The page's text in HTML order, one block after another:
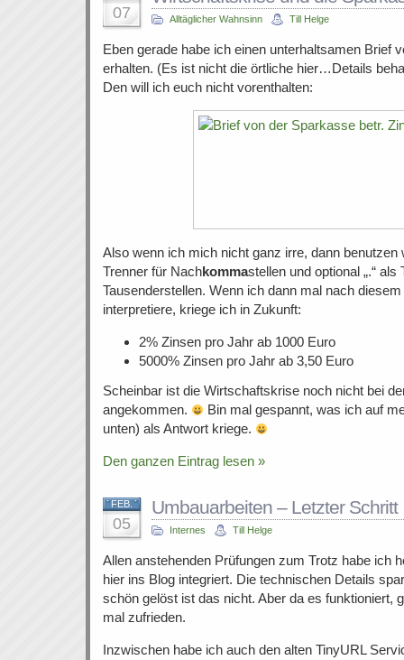
07 Alltäglicher Wahnsinn Till Helge
Eben gerade habe ich einen unterhaltsamen Brief
erhalten. (Es ist nicht die örtliche hier…Details
Den will ich euch nicht vorenthalten:
Also wenn ich mich nicht ganz irre, dann benutzen
Trenner für Nachkommastellen und optional „.“ als
Tausenderstellen. Wenn ich dann mal nach
interpretiere, kriege ich in Zukunft:
2% Zinsen pro Jahr ab 1000 Euro
5000% Zinsen pro Jahr ab 3,50 Euro
Scheinbar ist die Wirtschaftskrise noch nicht bei
angekommen.
Bin mal gespannt, was ich auf
unten) als Antwort kriege.
Den ganzen Eintrag lesen »
FEB.
05
Umbauarbeiten – Letzter Schritt
Internes Till Helge
Allen anstehenden Prüfungen zum Trotz habe ich
hier ins Blog integriert. Die technischen Details
schön gelöst ist das nicht. Aber da es funktioniert,
mal zufrieden.
Inzwischen habe ich auch den alten TinyURL